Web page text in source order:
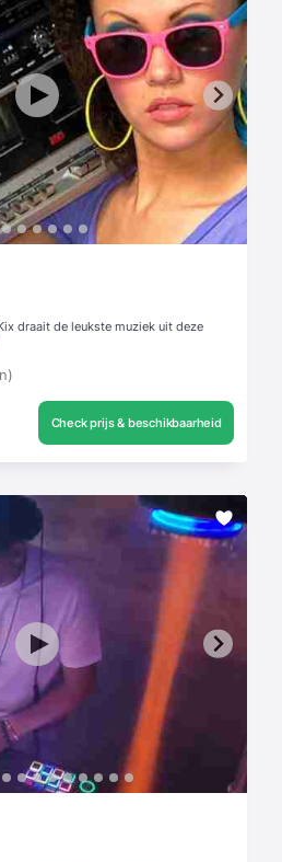
draait de leukste muziek uit deze
Check prijs & beschikbaarheid